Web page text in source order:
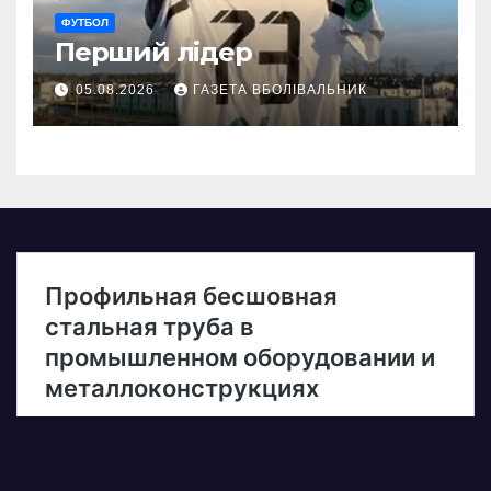
ФУТБОЛ
Перший лідер
05.08.2026 ГАЗЕТА ВБОЛІВАЛЬНИК